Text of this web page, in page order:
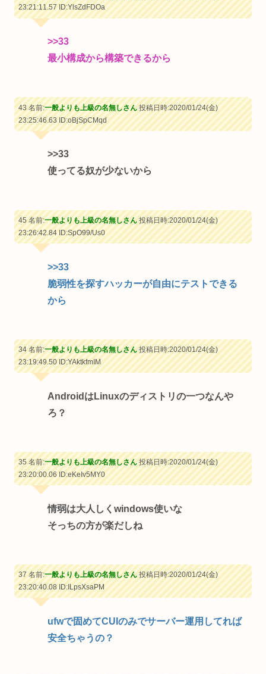
23:21:11.57ID:YlsZdFDOa
>>33
最小構成から構築できるから
43 名前:一般よりも上級の名無しさん投稿日時:2020/01/24(金)
23:25:46.63ID:oBjSpCMqd
>>33
使ってる奴が少ないから
45 名前:一般よりも上級の名無しさん投稿日時:2020/01/24(金)
23:26:42.84ID:SpO99/Us0
>>33
脆弱性を探すハッカーが自由にテストできる
から
34 名前:一般よりも上級の名無しさん投稿日時:2020/01/24(金)
23:19:49.50ID:YAktkfmIM
AndroidはLinuxのディストリの一つなんや
ろ？
35 名前:一般よりも上級の名無しさん投稿日時:2020/01/24(金)
23:20:00.06ID:eKeIv5MY0
情弱は大人しくwindows使いな
そっちの方が楽だしね
37 名前:一般よりも上級の名無しさん投稿日時:2020/01/24(金)
23:20:40.08ID:ILpsXsaPM
ufwで固めてCUIのみでサーバー運用してれば
安全ちゃうの？